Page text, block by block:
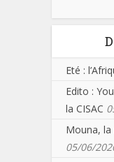
Eté :
Edito :
la CISAC
Mouna, la
05/06/